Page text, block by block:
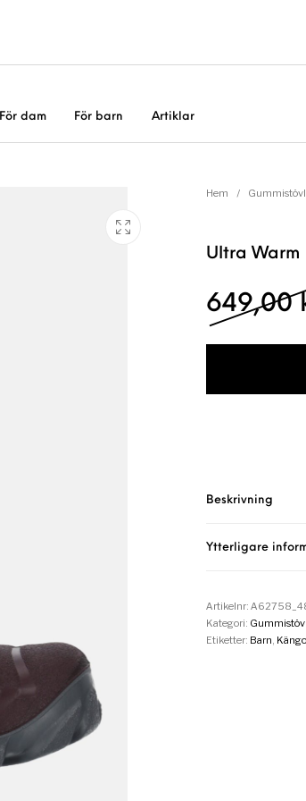
För dam För barn Artiklar
Gummistövlar
Hem /
Ultra Warm
649,00
Beskrivning
Ytterligare
Artikelnr:
Kategori:
Etiketter: Barn